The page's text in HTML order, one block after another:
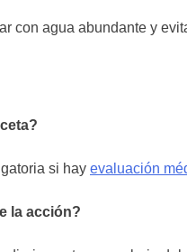
con agua abundante y
si hay evaluación
la acción?